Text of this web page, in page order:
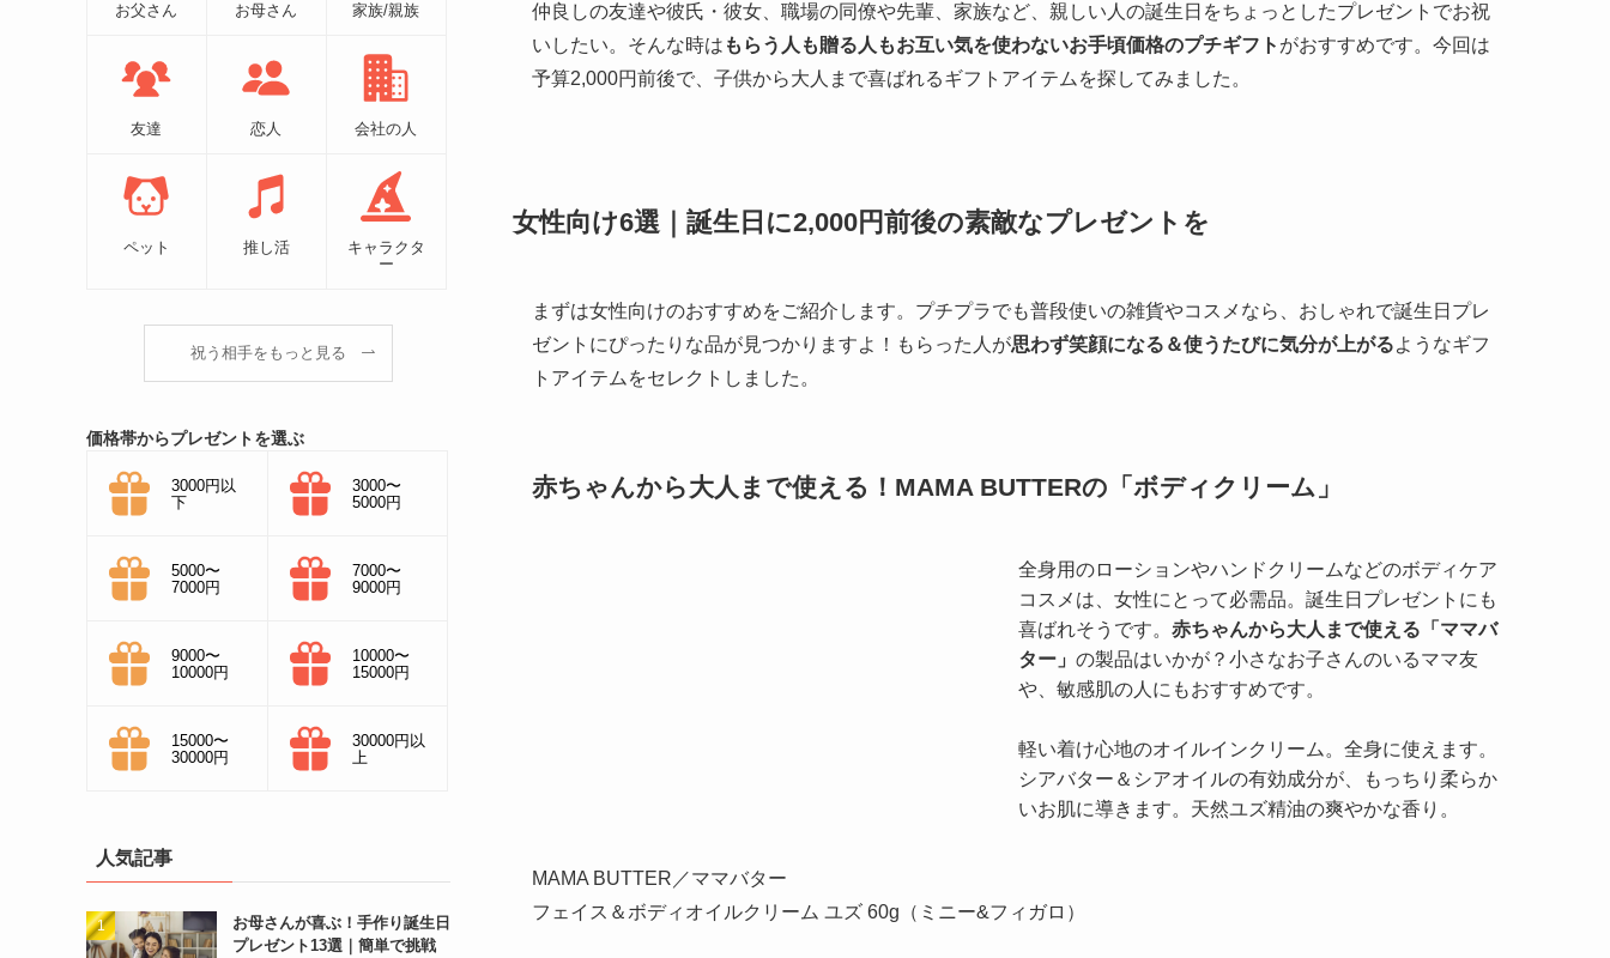
仲良しの友達や彼氏・彼女、職場の同僚や先輩、家族など、親しい人の誕生日をちょっとしたプレゼントでお祝
いしたい。そんな時は もらう人も贈る人もお互い気を使わないお手頃価格のプチギフト がおすすめです。今回は
予算2,000円前後で、子供から大人まで喜ばれるギフトアイテムを探してみました。
女性向け6選｜誕生日に2,000円前後の素敵なプレゼントを
まずは女性向けのおすすめをご紹介します。プチプラでも普段使いの雑貨やコスメなら、おしゃれで誕生日プレ
ゼントにぴったりな品が見つかりますよ！もらった人が思わず笑顔になる＆使うたびに気分が上がるようなギフ
トアイテムをセレクトしました。
赤ちゃんから大人まで使える！MAMA BUTTERの「ボディクリーム」
全身用のローションやハンドクリームなどのボディケア
コスメは、女性にとって必需品。誕生日プレゼントにも
喜ばれそうです。 赤ちゃんから大人まで使える「ママバ
ター」 の製品はいかが？小さなお子さんのいるママ友
や、敏感肌の人にもおすすめです。
軽い着け心地のオイルインクリーム。全身に使えます。
シアバター＆シアオイルの有効成分が、もっちり柔らか
いお肌に導きます。天然ユズ精油の爽やかな香り。
MAMA BUTTER／ママバター
フェイス＆ボディオイルクリーム ユズ 60g（ミニー&フィガロ）
お父さん お母さん 家族/親族
友達 恋人 会社の人
ペット 推し活
キャラクタ
ー
祝う相手をもっと見る
価格帯からプレゼントを選ぶ
3000円以
下
3000〜
5000円
5000〜
7000円
7000〜
9000円
9000〜
10000円
10000〜
15000円
15000〜
30000円
30000円以
上
人気記事
お母さんが喜ぶ！手作り誕生日
プレゼント13選｜簡単で挑戦